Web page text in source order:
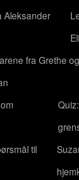
Aleksander
fra Grethe
til